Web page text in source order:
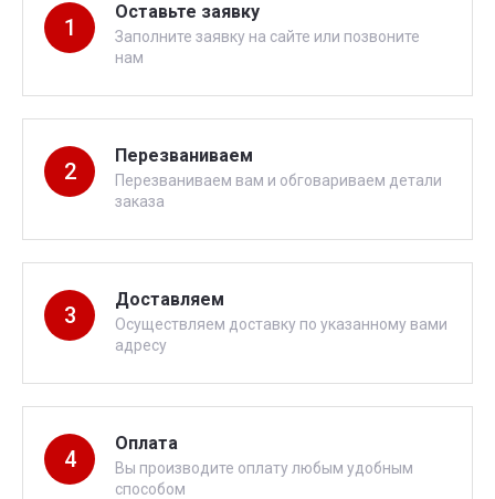
1
Оставьте заявку
Заполните заявку на сайте или позвоните
нам
2
Перезваниваем
Перезваниваем вам и обговариваем детали
заказа
3
Доставляем
Осуществляем доставку по указанному вами
адресу
4
Оплата
Вы производите оплату любым удобным
способом